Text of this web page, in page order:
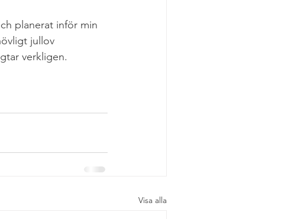
planerat inför min
jullov
verkligen.
Visa alla